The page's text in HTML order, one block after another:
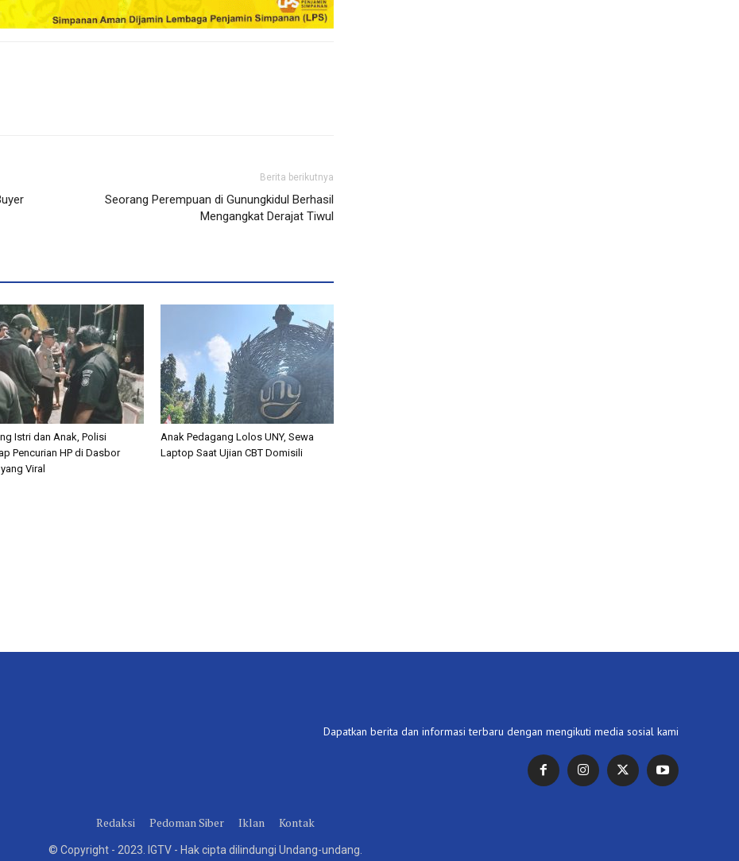
Berita berikutnya
Seorang Perempuan di Gunungkidul Berhasil
Mengangkat Derajat Tiwul
Istri dan Anak, Polisi
Pencurian HP di Dasbor
Viral
Anak Pedagang Lolos UNY, Sewa
Laptop Saat Ujian CBT Domisili
Dapatkan berita dan informasi terbaru dengan mengikuti media sosial kami
Redaksi Pedoman Siber Iklan Kontak
© Copyright - 2023. IGTV - Hak cipta dilindungi Undang-undang.